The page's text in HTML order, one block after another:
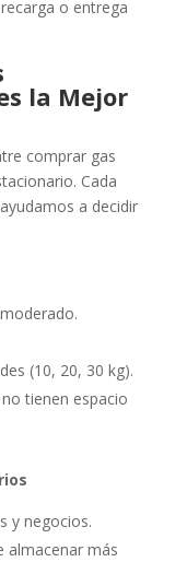
o entrega
la Mejor
comprar gas
Cada
a decidir
(10, 20, 30 kg).
tienen espacio
y negocios.
almacenar más